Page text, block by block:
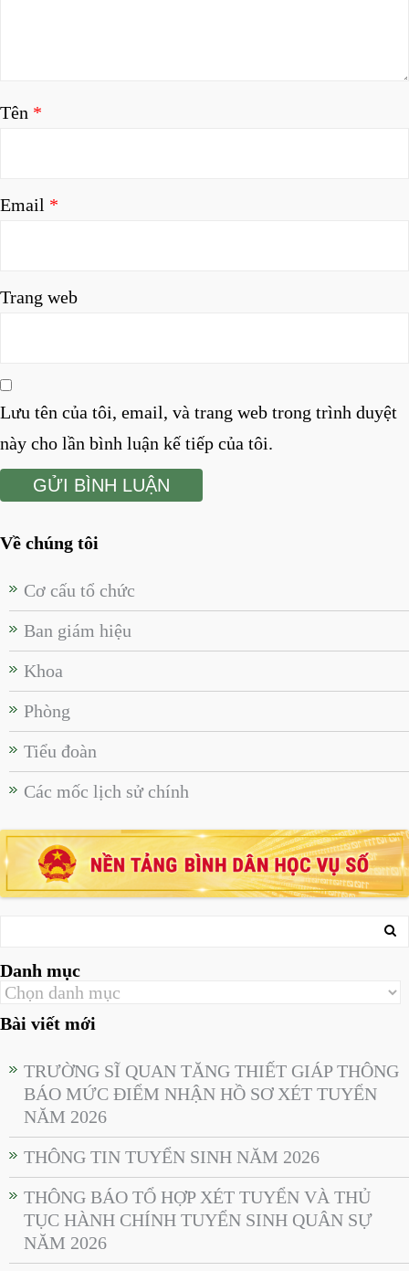
Tên *
Email *
Trang web
Lưu tên của tôi, email, và trang web trong trình duyệt
này cho lần bình luận kế tiếp của tôi.
Về chúng tôi
Cơ cấu tổ chức
Ban giám hiệu
Khoa
Phòng
Tiểu đoàn
Các mốc lịch sử chính
Danh mục
Bài viết mới
TRƯỜNG SĨ QUAN TĂNG THIẾT GIÁP THÔNG
BÁO MỨC ĐIỂM NHẬN HỒ SƠ XÉT TUYỂN
NĂM 2026
THÔNG TIN TUYỂN SINH NĂM 2026
THÔNG BÁO TỔ HỢP XÉT TUYỂN VÀ THỦ
TỤC HÀNH CHÍNH TUYỂN SINH QUÂN SỰ
NĂM 2026